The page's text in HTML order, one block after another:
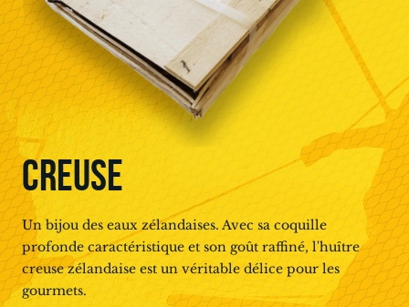
CREUSE
Un bijou des eaux zélandaises. Avec sa coquille
profonde caractéristique et son goût raffiné, l'huître
creuse zélandaise est un véritable délice pour les
gourmets.